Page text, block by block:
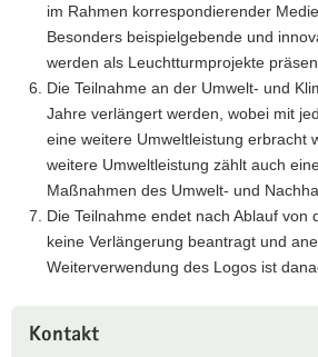
im Rahmen korrespondierender
Besonders beispielgebende und
werden als Leuchtturmprojekte
Die Teilnahme an der Umwelt- und
Jahre verlängert werden, wobei mit
eine weitere Umweltleistung erbracht
weitere Umweltleistung zählt auch
Maßnahmen des Umwelt- und
Die Teilnahme endet nach Ablauf von
keine Verlängerung beantragt und
Weiterverwendung des Logos ist
Kontakt